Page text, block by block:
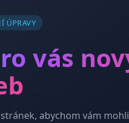
ÚPRAVY
vás
abychom vám